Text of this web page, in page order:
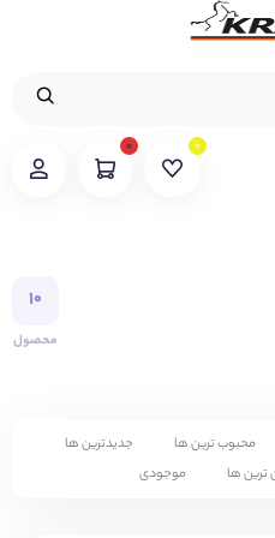
۰ ۰
۱۰
محصول
محبوب ترین ها
جدیدترین ها
ترین ها موجودی